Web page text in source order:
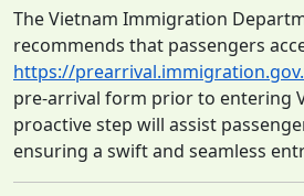
khoản đã bị khóa ?
10
CSLT có 2 cơ sở ,
chuyển từ cơ sở A
B thì có cần khai
The Vietnam Immigration
recommends that passengers
https://
pre-arrival form prior to entering
proactive step will assist
ensuring a swift and seamless